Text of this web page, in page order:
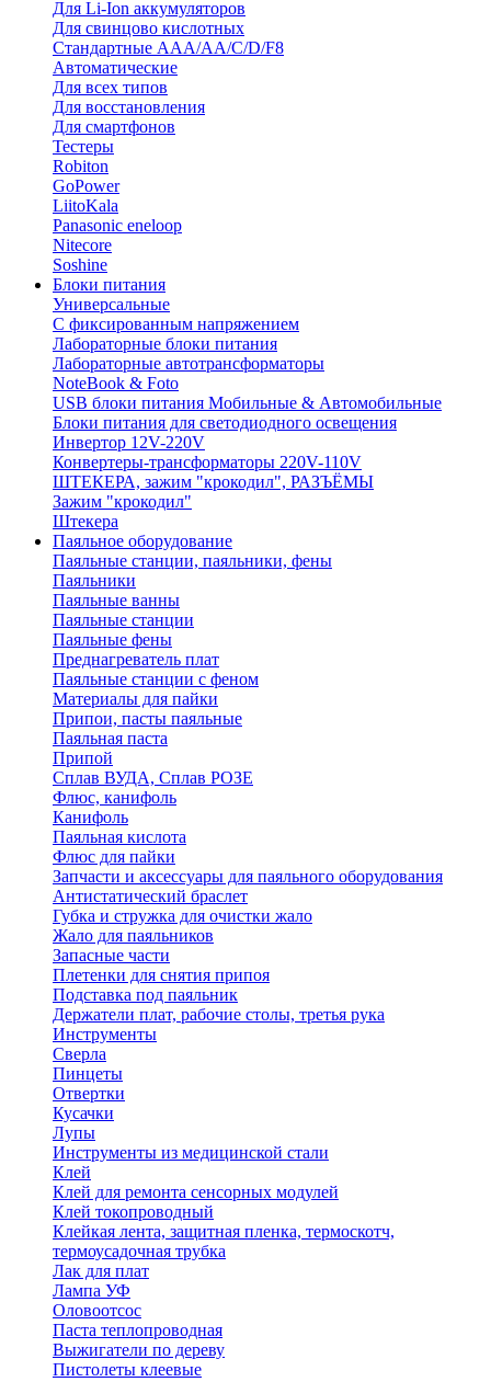
Для Li-Ion аккумуляторов
Для свинцово кислотных
Стандартные ААА/АА/С/D/F8
Автоматические
Для всех типов
Для восстановления
Для смартфонов
Тестеры
Robiton
GoPower
LiitoKala
Panasonic eneloop
Nitecore
Soshine
Блоки питания
Универсальные
C фиксированным напряжением
Лабораторные блоки питания
Лабораторные автотрансформаторы
NoteBook & Foto
USB блоки питания Мобильные & Автомобильные
Блоки питания для светодиодного освещения
Инвертор 12V-220V
Конвертеры-трансформаторы 220V-110V
ШТЕКЕРА, зажим "крокодил", РАЗЪЁМЫ
Зажим "крокодил"
Штекера
Паяльное оборудование
Паяльные станции, паяльники, фены
Паяльники
Паяльные ванны
Паяльные станции
Паяльные фены
Преднагреватель плат
Паяльные станции с феном
Материалы для пайки
Припои, пасты паяльные
Паяльная паста
Припой
Сплав ВУДА, Сплав РОЗЕ
Флюс, канифоль
Канифоль
Паяльная кислота
Флюс для пайки
Запчасти и аксессуары для паяльного оборудования
Антистатический браслет
Губка и стружка для очистки жало
Жало для паяльников
Запасные части
Плетенки для снятия припоя
Подставка под паяльник
Держатели плат, рабочие столы, третья рука
Инструменты
Сверла
Пинцеты
Отвертки
Кусачки
Лупы
Инструменты из медицинской стали
Клей
Клей для ремонта сенсорных модулей
Клей токопроводный
Клейкая лента, защитная пленка, термоскотч,
термоусадочная трубка
Лак для плат
Лампа УФ
Оловоотсос
Паста теплопроводная
Выжигатели по дереву
Пистолеты клеевые